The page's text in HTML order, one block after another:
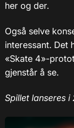
her og der.
Også selve
interessant. Det
«Skate 4»-
gjenstår å se.
Spillet lanseres